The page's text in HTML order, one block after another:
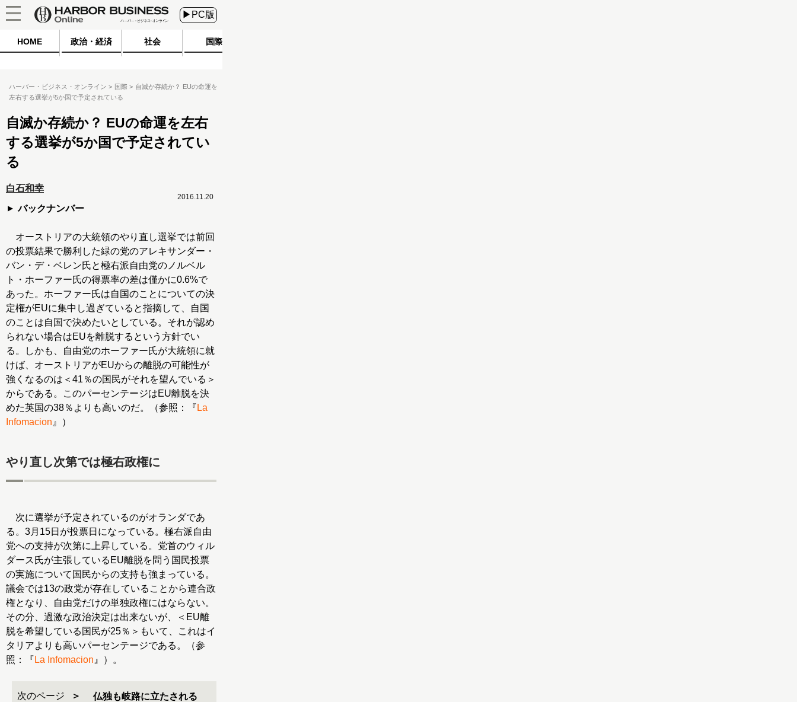
▶PC版
HOME 政治・経済 社会 国際
ハーバー・ビジネス・オンライン 国際
自滅か存続か？ EUの命運を
左右する選挙が5か国で予定されている
自滅か存続か？ EUの命運を左右
する選挙が5か国で予定されてい
る
白石和幸
バックナンバー
2016.11.20
オーストリアの大統領のやり直し選挙では前回
の投票結果で勝利した緑の党のアレキサンダー・
バン・デ・ベレン氏と極右派自由党のノルベル
ト・ホーファー氏の得票率の差は僅かに0.6%で
あった。ホーファー氏は自国のことについての決
定権がEUに集中し過ぎていると指摘して、自国
のことは自国で決めたいとしている。それが認め
られない場合はEUを離脱するという方針でい
る。しかも、自由党のホーファー氏が大統領に就
けば、オーストリアがEUからの離脱の可能性が
強くなるのは＜41％の国民がそれを望んでいる＞
からである。このパーセンテージはEU離脱を決
めた英国の38％よりも高いのだ。（参照：『 La
Infomacion 』）
やり直し次第では極右政権に
次に選挙が予定されているのがオランダであ
る。3月15日が投票日になっている。極右派自由
党への支持が次第に上昇している。党首のウィル
ダース氏が主張しているEU離脱を問う国民投票
の実施について国民からの支持も強まっている。
議会では13の政党が存在していることから連合政
権となり、自由党だけの単独政権にはならない。
その分、過激な政治決定は出来ないが、＜EU離
脱を希望している国民が25％＞もいて、これはイ
タリアよりも高いパーセンテージである。（参
照：『 La Infomacion 』）。
次のページ 仏独も岐路に立たされる